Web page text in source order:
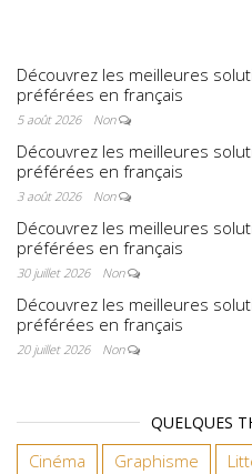
Découvrez les meilleures
préférées en français
5 août 2026 Non
Découvrez les meilleures
préférées en français
3 août 2026 Non
Découvrez les meilleures
préférées en français
30 juillet 2026 Non
Découvrez les meilleures
préférées en français
20 juillet 2026 Non
QUELQUES
Cinéma Graphisme